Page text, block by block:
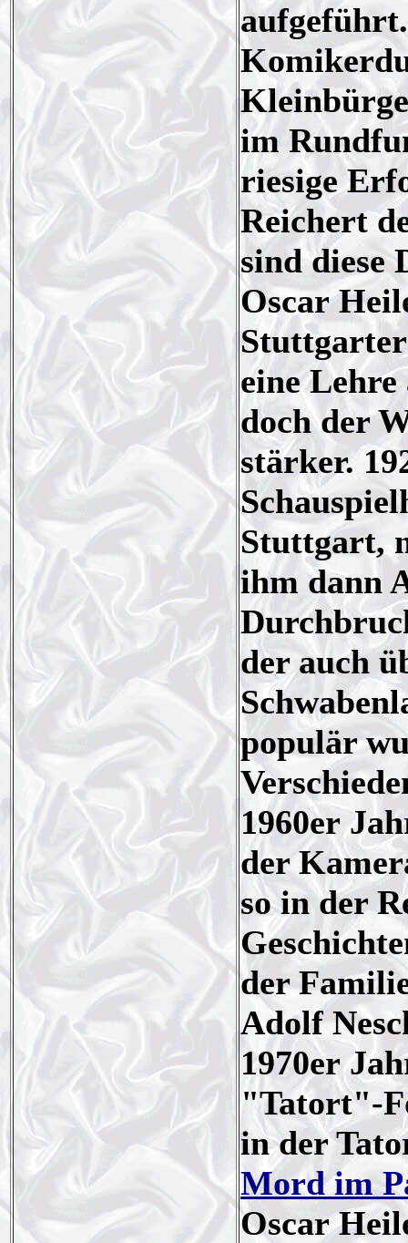
im
riesige
Reichert
sind diese
Oscar
eine
doch der
stärker.
Stuttgart,
ihm dann
der auch
populär
1960er
der
so in der
der
Adolf
1970er
"Tatort"-
in der
Mord im
Oscar